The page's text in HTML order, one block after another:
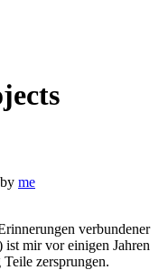
by me
verbundener
mir vor einigen Jahren
zersprungen.